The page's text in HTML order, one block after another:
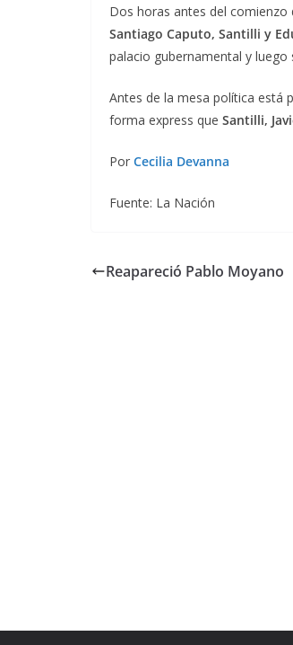
Dos horas antes del comienzo
Santiago Caputo, Santilli y
palacio gubernamental y
Antes de la mesa política está
forma express que Santilli,
Por Cecilia Devanna
Fuente: La Nación
Reapareció Pablo Moyano